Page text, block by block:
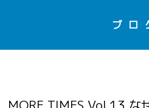
ブロ